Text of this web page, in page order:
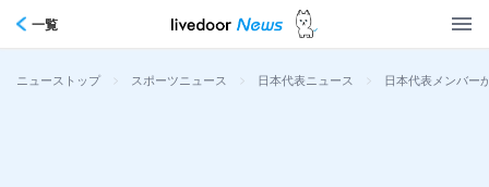
一覧
ニューストップ > スポーツニュース > 日本代表ニュース > 日本代表メンバー